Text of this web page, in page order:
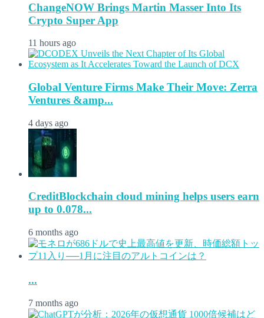
ChangeNOW Brings Martin Masser Into Its
Crypto Super App
11 hours ago
Global Venture Firms Make Their Move: Zerra
Ventures &amp...
4 days ago
CreditBlockchain cloud mining helps users earn
up to 0.078...
6 months ago
...
7 months ago